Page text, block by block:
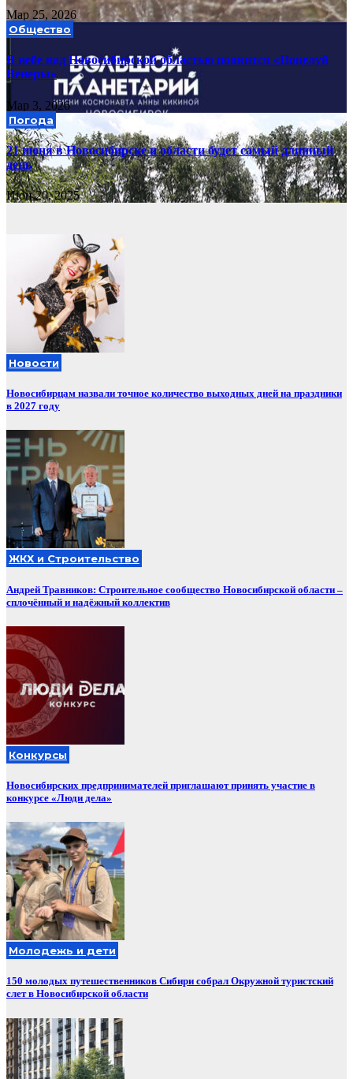
Мар 25, 2026
Общество
В небе над Новосибирской областью появится «Поцелуй
Венеры»
Мар 3, 2026
Погода
21 июня в Новосибирске и области будет самый длинный
день
Июн 20, 2025
Новости
Новосибирцам назвали точное количество выходных дней на праздники
в 2027 году
ЖКХ и Строительство
Андрей Травников: Строительное сообщество Новосибирской области –
сплочённый и надёжный коллектив
Конкурсы
Новосибирских предпринимателей приглашают принять участие в
конкурсе «Люди дела»
Молодежь и дети
150 молодых путешественников Сибири собрал Окружной туристский
слет в Новосибирской области